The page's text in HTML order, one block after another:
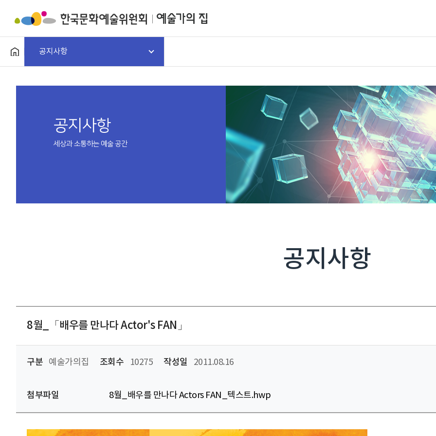
공지사항
공지사항
세상과 소통하는 예술 공간
공지사항
8월_「배우를 만나다 Actor's FAN」
구분 예술가의집 조회수 10275 작성일 2011.08.16
첨부파일 8월_배우를 만나다 Actors FAN_텍스트.hwp